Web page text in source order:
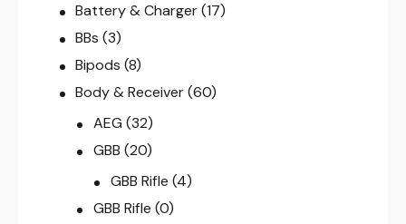
Battery & Charger (17)
BBs (3)
Bipods (8)
Body & Receiver (60)
AEG (32)
GBB (20)
GBB Rifle (4)
GBB Rifle (0)